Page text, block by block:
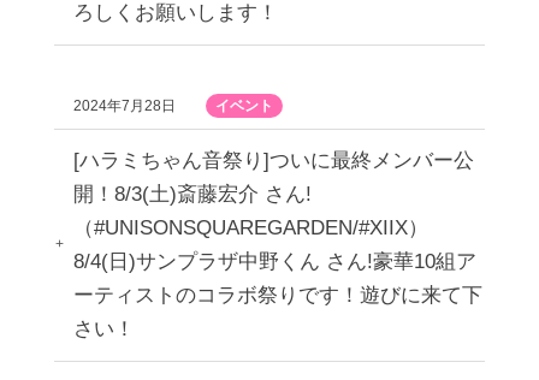
ろしくお願いします！
2024年7月28日 イベント
[ハラミちゃん音祭り]ついに最終メンバー公
開！8/3(土)斎藤宏介 さん!
（#UNISONSQUAREGARDEN/#XIIX）
8/4(日)サンプラザ中野くん さん!豪華10組ア
ーティストのコラボ祭りです！遊びに来て下
さい！